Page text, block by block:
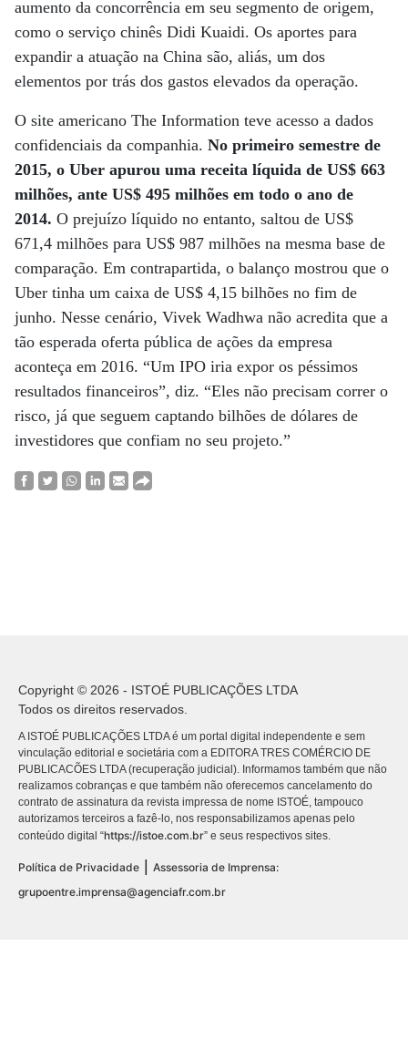
aumento da concorrência em seu segmento de origem,
como o serviço chinês Didi Kuaidi. Os aportes para
expandir a atuação na China são, aliás, um dos
elementos por trás dos gastos elevados da operação.
O site americano The Information teve acesso a dados
confidenciais da companhia. No primeiro semestre de
2015, o Uber apurou uma receita líquida de US$ 663
milhões, ante US$ 495 milhões em todo o ano de
2014. O prejuízo líquido no entanto, saltou de US$
671,4 milhões para US$ 987 milhões na mesma base de
comparação. Em contrapartida, o balanço mostrou que o
Uber tinha um caixa de US$ 4,15 bilhões no fim de
junho. Nesse cenário, Vivek Wadhwa não acredita que a
tão esperada oferta pública de ações da empresa
aconteça em 2016. “Um IPO iria expor os péssimos
resultados financeiros”, diz. “Eles não precisam correr o
risco, já que seguem captando bilhões de dólares de
investidores que confiam no seu projeto.”
Copyright © 2026 - ISTOÉ PUBLICAÇÕES LTDA
Todos os direitos reservados.
A ISTOÉ PUBLICAÇÕES LTDA é um portal digital independente e sem
vinculação editorial e societária com a EDITORA TRES COMÉRCIO DE
PUBLICACÕES LTDA (recuperação judicial). Informamos também que não
realizamos cobranças e que também não oferecemos cancelamento do
contrato de assinatura da revista impressa de nome ISTOÉ, tampouco
autorizamos terceiros a fazê-lo, nos responsabilizamos apenas pelo
conteúdo digital “https://istoe.com.br” e seus respectivos sites.
Política de Privacidade
Assessoria de Imprensa:
grupoentre.imprensa@agenciafr.com.br